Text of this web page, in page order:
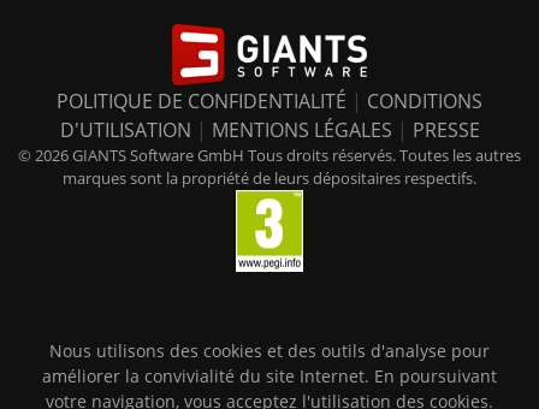
POLITIQUE DE CONFIDENTIALITÉ | CONDITIONS
D'UTILISATION | MENTIONS LÉGALES | PRESSE
© 2026 GIANTS Software GmbH Tous droits réservés. Toutes les autres
marques sont la propriété de leurs dépositaires respectifs.
Nous utilisons des cookies et des outils d'analyse pour
améliorer la convivialité du site Internet. En poursuivant
votre navigation, vous acceptez l'utilisation des cookies.